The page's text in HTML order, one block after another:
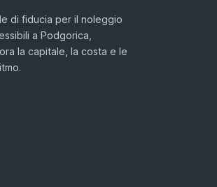
di fiducia per il noleggio
a Podgorica,
la capitale, la costa e le